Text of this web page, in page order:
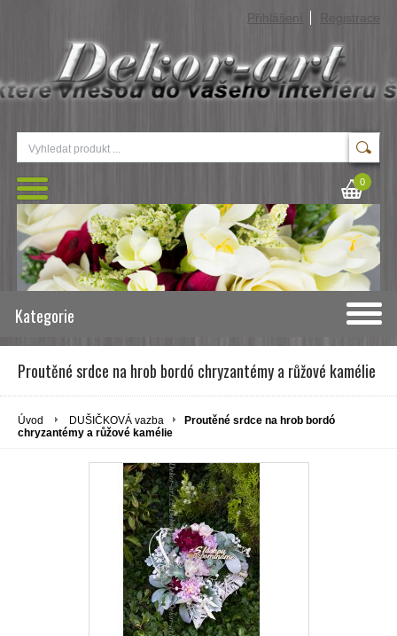
Přihlášení Registrace
0
Kategorie
Proutěné srdce na hrob bordó chryzantémy a růžové kamélie
Úvod DUŠIČKOVÁ vazba
Proutěné srdce na hrob bordó
chryzantémy a růžové kamélie